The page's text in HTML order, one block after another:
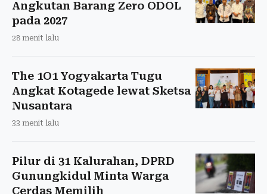
Angkutan Barang Zero ODOL
pada 2027
28 menit lalu
The 1O1 Yogyakarta Tugu
Angkat Kotagede lewat Sketsa
Nusantara
33 menit lalu
Pilur di 31 Kalurahan, DPRD
Gunungkidul Minta Warga
Cerdas Memilih